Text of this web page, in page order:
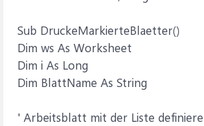
Sub DruckeMarkierteBlaetter()
Dim ws As Worksheet
Dim i As Long
Dim BlattName As String
' Arbeitsblatt mit der Liste